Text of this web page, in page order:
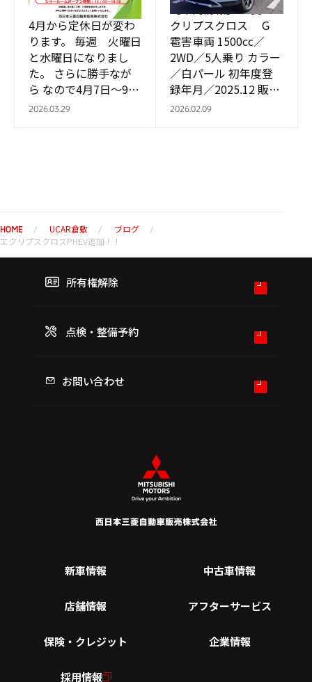
みなさんこんにちは。
4月から定休日が変わ
ります。 毎週 火曜日
と水曜日になりまし
た。 さらに勝手なが
ら なので4月7日～9日
の3日間定休日になり
2026.03.29
【車両情報】 三菱 エ
クリプスクロス G
雹害車両 1500cc／
2WD／5人乗り カラー
／白パール 初年度登
録年月／2025.12 販売
価格／253.5万（消費
2026.02.09
HOME UCAR倉敷
ブログ
エクリプスクロスPHEV追加！！
所有権解除
点検・整備予約
お問い合わせ
新車情報 中古車情報
店舗情報 アフターサービス
保険・クレジット 企業情報
採用情報